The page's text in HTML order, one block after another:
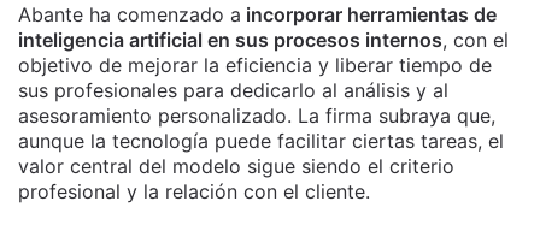
Abante ha comenzado a incorporar herramientas de
inteligencia artificial en sus procesos internos, con el
objetivo de mejorar la eficiencia y liberar tiempo de
sus profesionales para dedicarlo al análisis y al
asesoramiento personalizado. La firma subraya que,
aunque la tecnología puede facilitar ciertas tareas, el
valor central del modelo sigue siendo el criterio
profesional y la relación con el cliente.